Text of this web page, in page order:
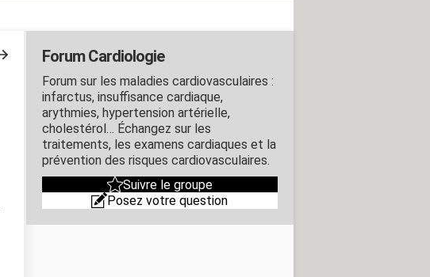
Forum Cardiologie
Forum sur les maladies cardiovasculaires :
infarctus, insuffisance cardiaque,
arythmies, hypertension artérielle,
cholestérol… Échangez sur les
traitements, les examens cardiaques et la
prévention des risques cardiovasculaires.
Suivre le groupe
Posez votre question